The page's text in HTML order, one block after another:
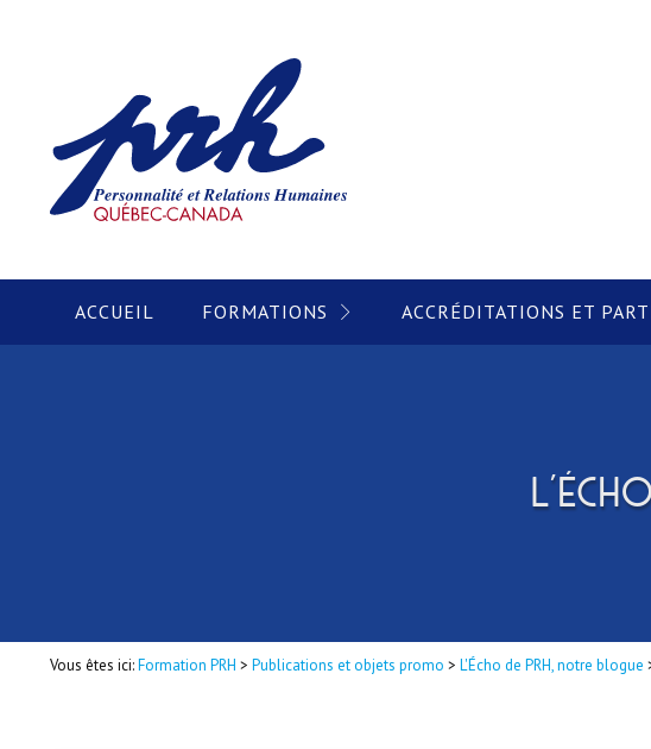
ACCUEIL FORMATIONS ACCRÉDITATIONS ET
Vous êtes ici:Formation PRH > Publications et objets promo > L'Écho de PRH, notre blogue